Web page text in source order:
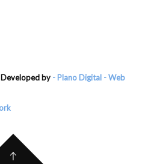
by - Plano Digital - Web